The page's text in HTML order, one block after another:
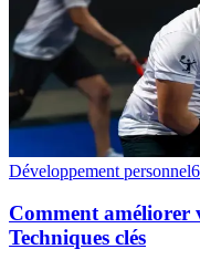
Développement personnel6
Comment améliorer
Techniques clés